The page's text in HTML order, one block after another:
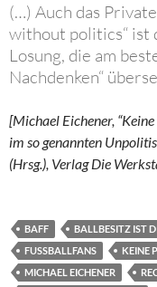
(…) Auch das
without politics“ ist
Losung, die am
Nachdenken“
[Michael Eichener,
im so genannten
(Hrsg.), Verlag Die
BAFF BALLBESITZ IST
FUSSBALLFANS
KEINE
MICHAEL EICHENER